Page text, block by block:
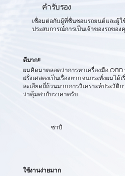
แอปดูแลรักษารถยนต์แบบครบวงจร
เป็นการผสมผสานระหว่างซอฟต์แวร์และฮา
ข้อมูลรถยนต์แบบเรียลไทม์ผ่าน OBD เพื่อต
คำรับรอง
เชื่อมต่อกับผู้ที่ชื่นชอบรถยนต์และผู้ใ
ประสบการณ์การเป็นเจ้าของรถของ
ดีมาก!!
ผมคิดมาตลอดว่าการหาเครื่องมือ
ฝรั่งเศสคงเป็นเรื่องยาก จนกระทั่งผมได้
ละเอียดถี่ถ้วนมาก การวิเคราะห์ประวัติ
ว่าคุ้มค่ากับราคาครับ
ซาบิ
ใช้งานง่ายมาก